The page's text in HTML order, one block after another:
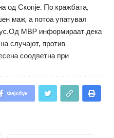
од Скопје. По кражбата,
маж, а потоа упатувал
МВР информираат дека
случајот, против
соодветна при
Фејсбук